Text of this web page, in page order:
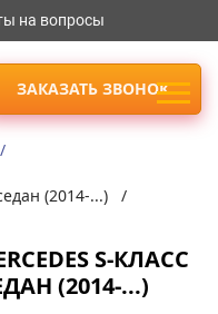
на вопросы
ЗАКАЗАТЬ ЗВОНОК
(2014-...) /
S-КЛАСС
(2014-...)